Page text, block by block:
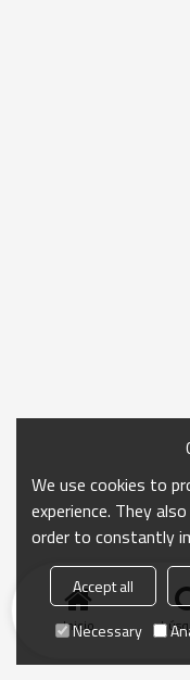
Inicio
We use cookies to
experience. They
order to constantly
Accept all
Necessary